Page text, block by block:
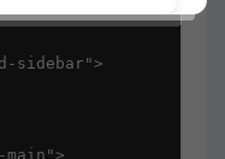
sidebar">
main">